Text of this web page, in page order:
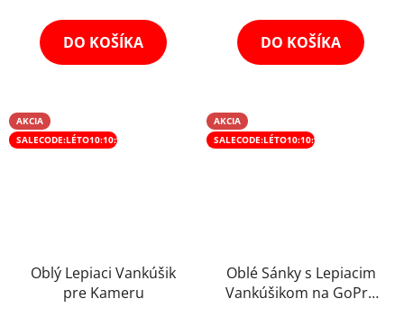
z
DO KOŠÍKA DO KOŠÍKA
AKCIA
SALECODE:LÉTO10:10:%
Oblý Lepiaci Vankúšik
pre Kameru
AKCIA
SALECODE:LÉTO10:10:%
Oblé Sánky s Lepiacim
Vankúšikom na GoPro